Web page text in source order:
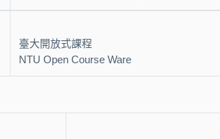
臺大開放式課程
NTU Open Course Ware